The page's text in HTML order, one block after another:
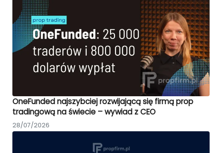
OneFunded najszybciej rozwijającą się firmą prop
tradingową na świecie – wywiad z CEO
28/07/2026